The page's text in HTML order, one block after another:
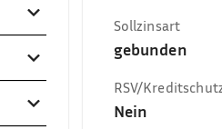
Sollzinsart
gebunden
RSV/
Nein